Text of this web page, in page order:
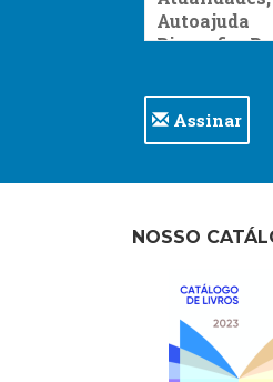
Assinar
NOSSO